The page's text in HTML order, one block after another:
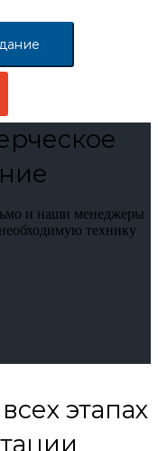
и наши менеджеры
технику
этапах